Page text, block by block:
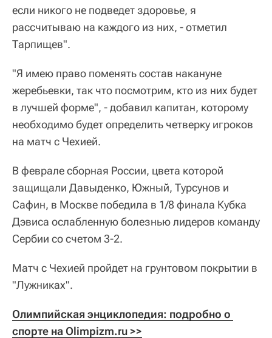
если никого не подведет здоровье, я
рассчитываю на каждого из них, - отметил
Тарпищев".
"Я имею право поменять состав накануне
жеребьевки, так что посмотрим, кто из них будет
в лучшей форме", - добавил капитан, которому
необходимо будет определить четверку игроков
на матч с Чехией.
В феврале сборная России, цвета которой
защищали Давыденко, Южный, Турсунов и
Сафин, в Москве победила в 1/8 финала Кубка
Дэвиса ослабленную болезнью лидеров команду
Сербии со счетом 3-2.
Матч с Чехией пройдет на грунтовом покрытии в
"Лужниках".
Олимпийская энциклопедия: подробно о
спорте на Olimpizm.ru >>